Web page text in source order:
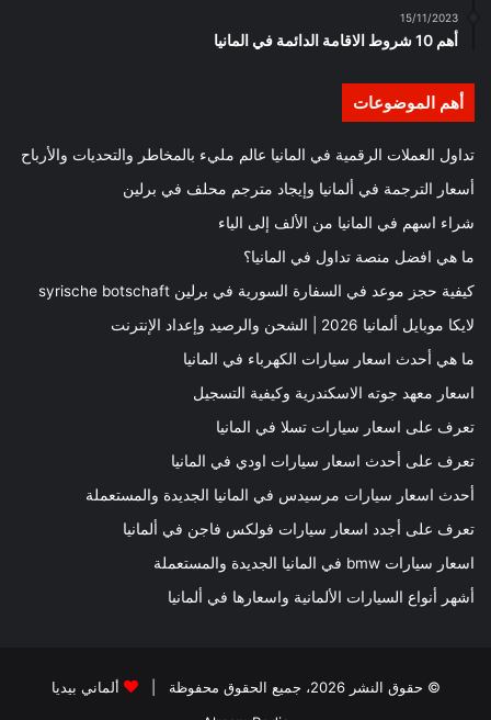
15/11/2023
أهم 10 شروط الاقامة الدائمة في المانيا
أهم الموضوعات
تداول العملات الرقمية في المانيا عالم مليء بالمخاطر والتحديات والأرباح
أسعار الترجمة في ألمانيا وإيجاد مترجم محلف في برلين
شراء اسهم في المانيا من الألف إلى الياء
ما هي افضل منصة تداول في المانيا؟
كيفية حجز موعد في السفارة السورية في برلين syrische botschaft
لايكا موبايل ألمانيا 2026 | الشحن والرصيد وإعداد الإنترنت
ما هي أحدث اسعار سيارات الكهرباء في المانيا
اسعار معهد جوته الاسكندرية وكيفية التسجيل
تعرف على اسعار سيارات تسلا في المانيا
تعرف على أحدث اسعار سيارات اودي في المانيا
أحدث اسعار سيارات مرسيدس في المانيا الجديدة والمستعملة
تعرف على أجدد اسعار سيارات فولكس فاجن في ألمانيا
اسعار سيارات bmw في المانيا الجديدة والمستعملة
أشهر أنواع السيارات الألمانية واسعارها في ألمانيا
© حقوق النشر 2026، جميع الحقوق محفوظة |
ألماني بيديا